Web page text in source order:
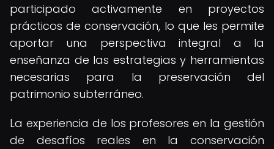
participado activamente en proyectos
prácticos de conservación, lo que les permite
aportar una perspectiva integral a la
enseñanza de las estrategias y herramientas
necesarias para la preservación del
patrimonio subterráneo.
La experiencia de los profesores en la gestión
de desafíos reales en la conservación